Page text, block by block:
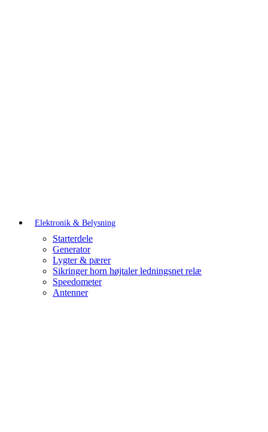
Elektronik & Belysning
Starterdele
Generator
Lygter & pærer
Sikringer horn højtaler ledningsnet relæ
Speedometer
Antenner